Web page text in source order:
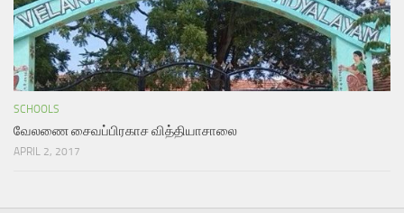
SCHOOLS
வேலணை சைவப்பிரகாச வித்தியாசாலை
APRIL 2, 2017